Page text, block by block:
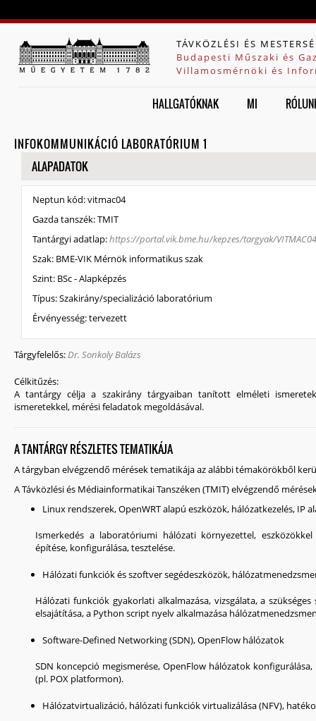
TÁVKÖZLÉSI ÉS
Budapesti Műszaki és
Villamosmérnöki és
HALLGATÓKNAK MI
INFOKOMMUNIKÁCIÓ LABORATÓRIUM 1
ELREJT
ALAPADATOK
Neptun kód:vitmac04
Gazda tanszék:TMIT
Tantárgyi adatlap:https://portal.vik.bme.hu/kepzes/targyak/
Szak: BME-VIK Mérnök informatikus szak
Szint: BSc - Alapképzés
Típus:Szakirány/specializáció laboratórium
Érvényesség:tervezett
Tárgyfelelős: Dr. Sonkoly Balázs
Célkitűzés:
A tantárgy célja a szakirány tárgyaiban tanított elméleti
ismeretekkel, mérési feladatok megoldásával.
A TANTÁRGY RÉSZLETES TEMATIKÁJA
A tárgyban elvégzendő mérések tematikája az alábbi témakörökből
A Távközlési és Médiainformatikai Tanszéken (TMIT) elvégzendő
Linux rendszerek, OpenWRT alapú eszközök, hálózatkezelés, IP
Ismerkedés a laboratóriumi hálózati környezettel,
építése, konfigurálása, tesztelése.
Hálózati funkciók és szoftver segédeszközök,
Hálózati funkciók gyakorlati alkalmazása, vizsgálata, a
elsajátítása, a Python script nyelv alkalmazása
Software-Defined Networking (SDN), OpenFlow hálózatok
SDN koncepció megismerése, OpenFlow hálózatok
(pl. POX platformon).
Hálózatvirtualizáció, hálózati funkciók virtualizálása (NFV),